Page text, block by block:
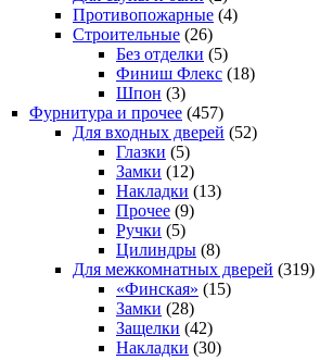
Противопожарные (4)
Строительные (26)
Без отделки (5)
Финиш Флекс (18)
Шпон (3)
Фурнитура и прочее (457)
Для входных дверей (52)
Глазки (5)
Замки (12)
Накладки (13)
Прочее (9)
Ручки (5)
Цилиндры (8)
Для межкомнатных дверей (319)
«Финская» (15)
Замки (28)
Защелки (42)
Накладки (30)